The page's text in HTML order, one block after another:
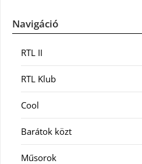
Navigáció
RTL II
RTL Klub
Cool
Barátok közt
Műsorok